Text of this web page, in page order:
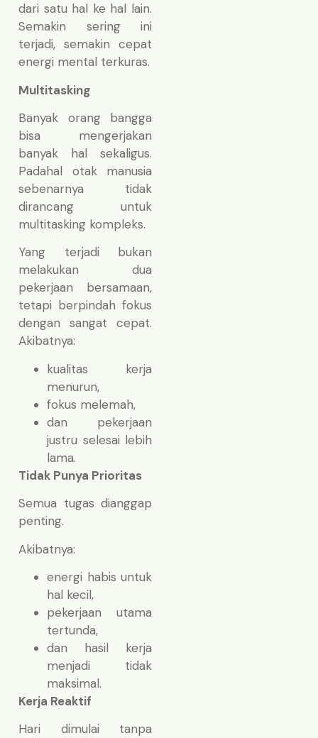
dari satu hal ke hal lain.
Semakin sering ini
terjadi, semakin cepat
energi mental terkuras.
Multitasking
Banyak orang bangga
bisa mengerjakan
banyak hal sekaligus.
Padahal otak manusia
sebenarnya tidak
dirancang untuk
multitasking kompleks.
Yang terjadi bukan
melakukan dua
pekerjaan bersamaan,
tetapi berpindah fokus
dengan sangat cepat.
Akibatnya:
kualitas kerja
menurun,
fokus melemah,
dan pekerjaan
justru selesai lebih
lama.
Tidak Punya Prioritas
Semua tugas dianggap
penting.
Akibatnya:
energi habis untuk
hal kecil,
pekerjaan utama
tertunda,
dan hasil kerja
menjadi tidak
maksimal.
Kerja Reaktif
Hari dimulai tanpa